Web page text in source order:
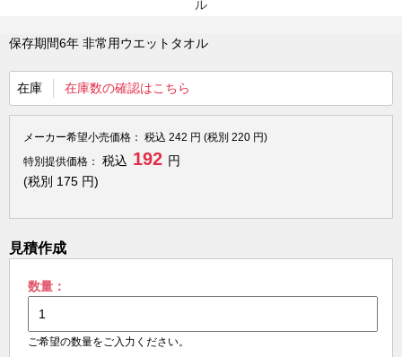
保存期間6年 非常用ウエットタオル
在庫 在庫数の確認はこちら
メーカー希望小売価格： 税込 242 円 (税別 220 円)
特別提供価格：
税込 192 円
(税別 175 円)
見積作成
数量：
ご希望の数量をご入力ください。